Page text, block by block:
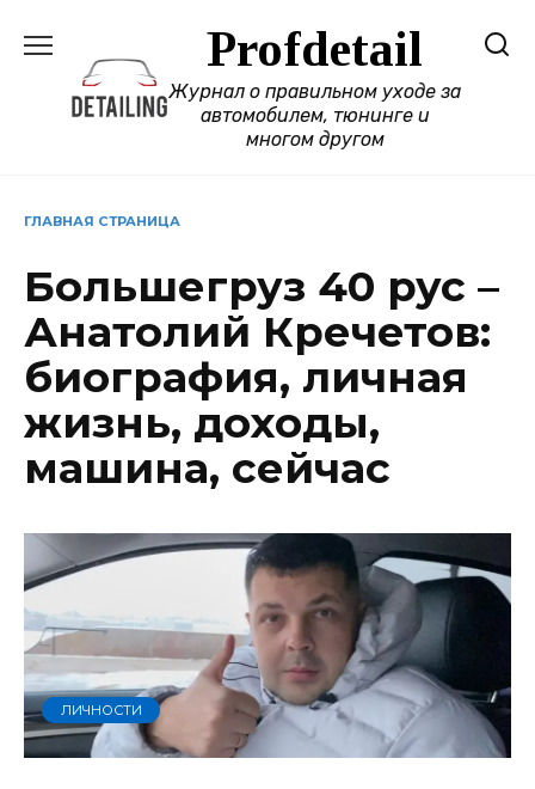
содержанию
Profdetail
Журнал о правильном уходе за
автомобилем, тюнинге и
многом другом
ГЛАВНАЯ СТРАНИЦА
Большегруз 40 рус –
Анатолий Кречетов:
биография, личная
жизнь, доходы,
машина, сейчас
ЛИЧНОСТИ